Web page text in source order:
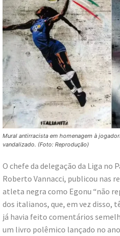
Mural antirracista em homenagem à
vandalizado. (Foto: Reprodução)
O chefe da delegação da Liga no
Roberto Vannacci, publicou nas
atleta negra como Egonu “não
dos italianos, que, em vez disso,
já havia feito comentários
um livro polêmico lançado no